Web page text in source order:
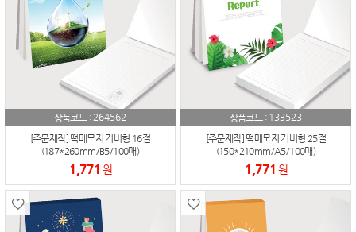
상품코드 :264562
[주문제작] 떡메모지 커버형 16절
(187*260mm/B5/100매)
1,771 원
상품코드 : 133523
[주문제작] 떡메모지 커버형 25절
(150*210mm/A5/100매)
1,771 원